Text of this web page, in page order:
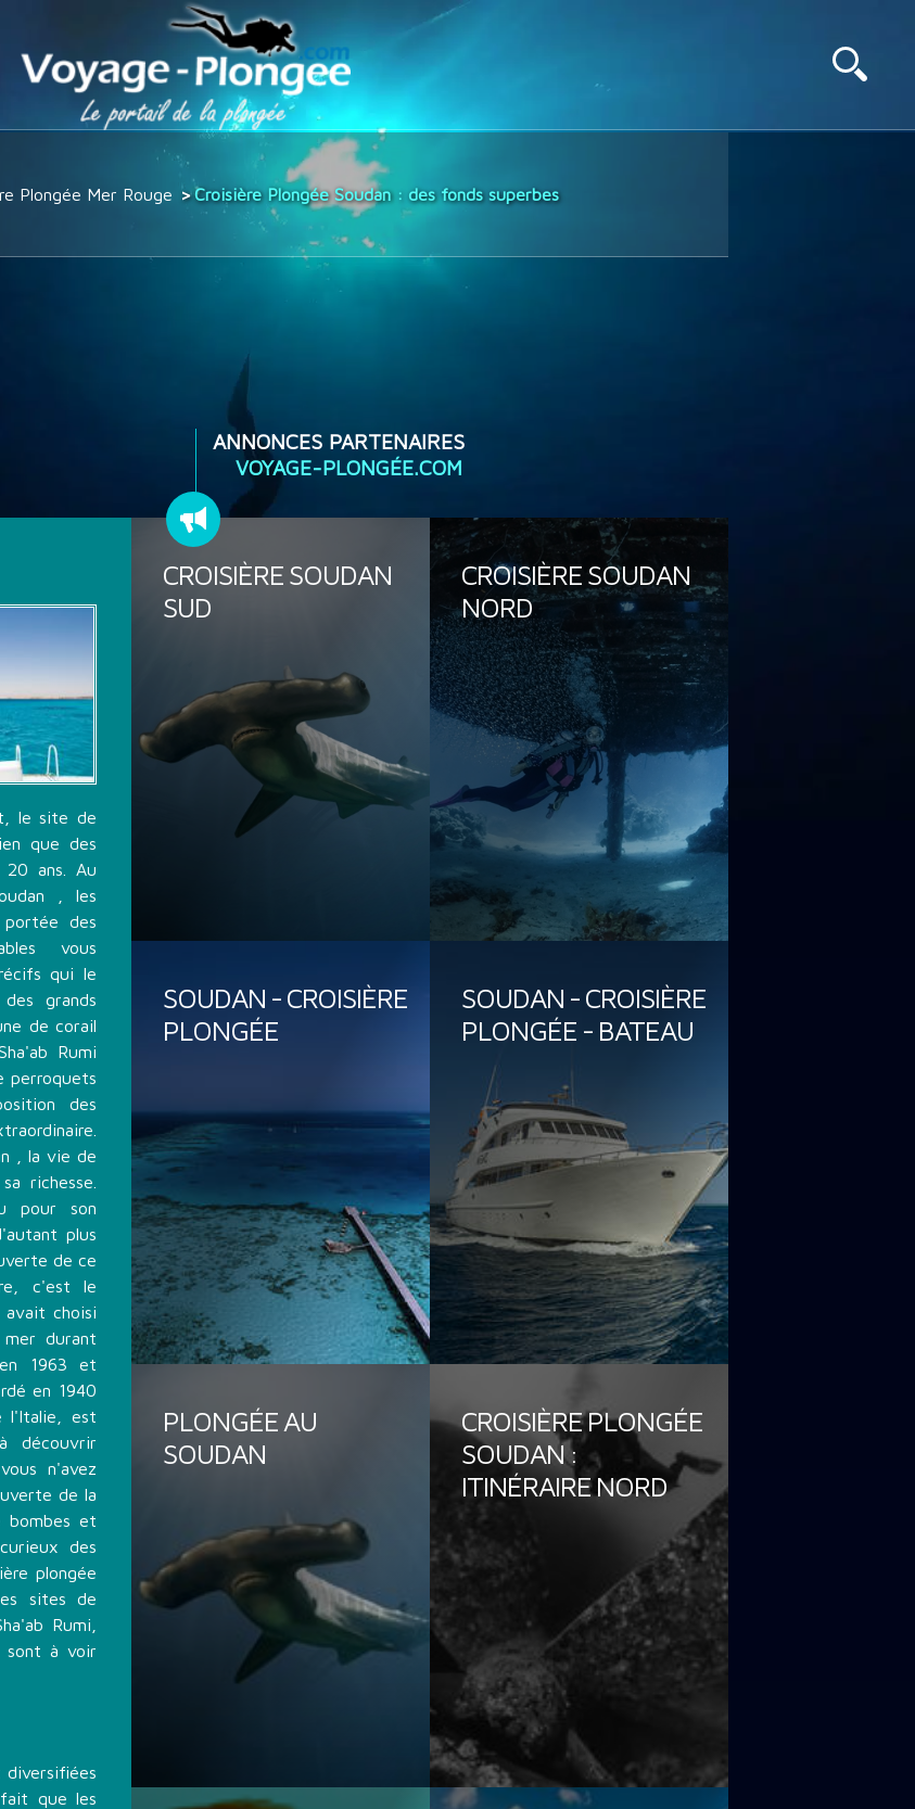
Plongée Mer Rouge Croisière Plongée Soudan : des fonds superbes
le site de
que des
ans. Au
, les
des
vous
qui le
grands
de corail
Rumi
perroquets
des
, la vie de
richesse.
pour son
plus
de ce
c'est le
avait choisi
durant
1963 et
en 1940
l'Italie, est
découvrir
n'avez
de la
bombes et
des
plongée
sites de
Rumi,
sont à voir
que les
ANNONCES PARTENAIRES
VOYAGE-PLONGÉE.COM
CROISIÈRE SOUDAN
SUD
CROISIÈRE SOUDAN
NORD
SOUDAN - CROISIÈRE
PLONGÉE
SOUDAN - CROISIÈRE
PLONGÉE - BATEAU
PLONGÉE AU
SOUDAN
CROISIÈRE PLONGÉE
SOUDAN :
ITINÉRAIRE NORD